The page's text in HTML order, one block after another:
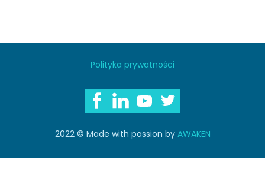
Polityka prywatności
2022 © Made with passion by AWAKEN